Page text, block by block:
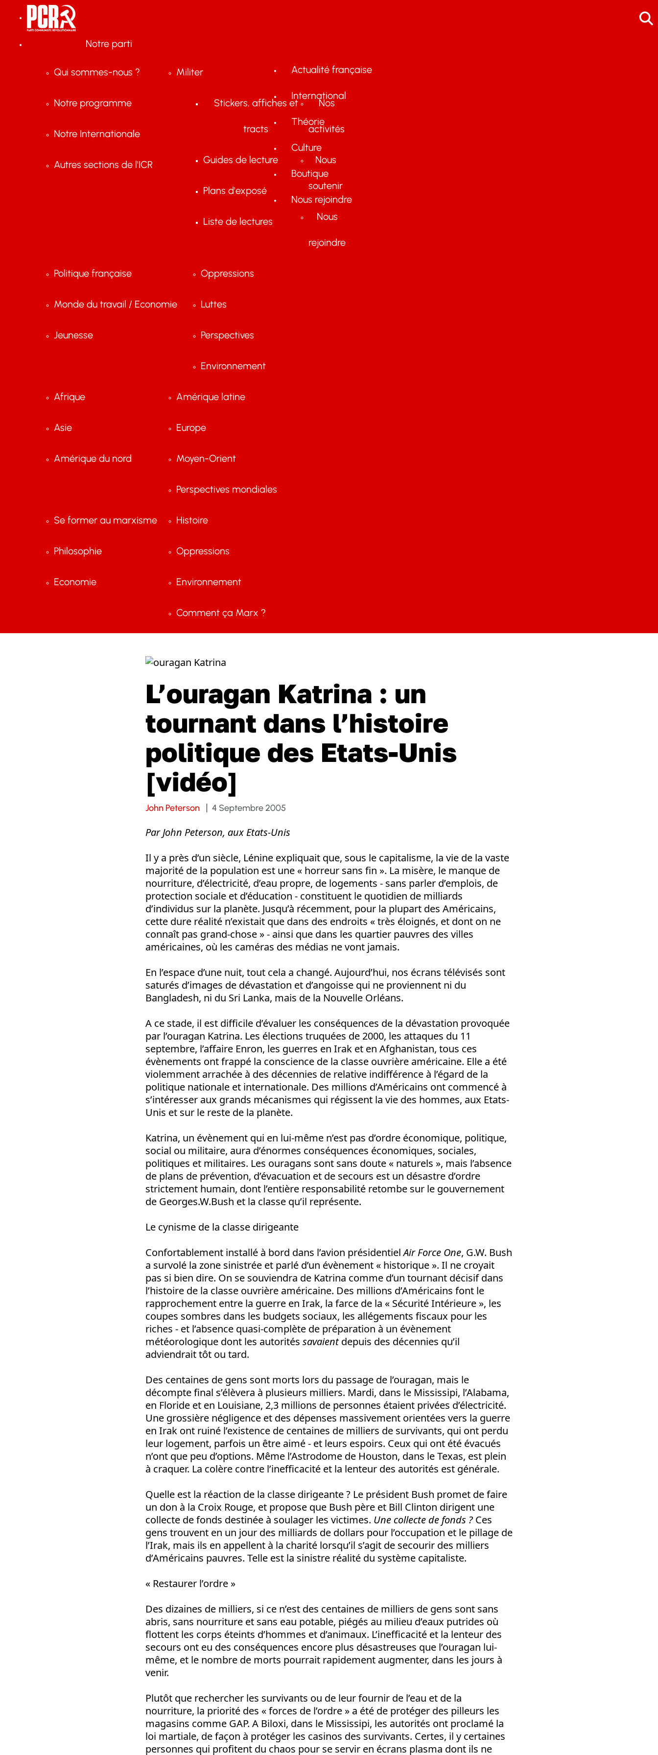
Notre parti
Qui sommes-nous ?
Notre programme
Notre Internationale
Autres sections de l'ICR
Militer
Stickers, affiches et
tracts
Guides de lecture
Plans d'exposé
Liste de lectures
Nos
activités
Nous
soutenir
Nous
rejoindre
Actualité française
Politique française
Monde du travail / Economie
Jeunesse
Oppressions
Luttes
Perspectives
Environnement
International
Afrique
Asie
Amérique du nord
Amérique latine
Europe
Moyen-Orient
Perspectives mondiales
Théorie
Se former au marxisme
Philosophie
Economie
Histoire
Oppressions
Environnement
Comment ça Marx ?
Culture
Boutique
Nous rejoindre
L’ouragan Katrina : un
tournant dans l’histoire
politique des Etats-Unis
[vidéo]
John Peterson 4 Septembre 2005
Par John Peterson, aux Etats-Unis
Il y a près d’un siècle, Lénine expliquait que, sous le capitalisme, la vie de la vaste
majorité de la population est une « horreur sans fin ». La misère, le manque de
nourriture, d’électricité, d’eau propre, de logements - sans parler d’emplois, de
protection sociale et d’éducation - constituent le quotidien de milliards
d’individus sur la planète. Jusqu’à récemment, pour la plupart des Américains,
cette dure réalité n’existait que dans des endroits « très éloignés, et dont on ne
connaît pas grand-chose » - ainsi que dans les quartier pauvres des villes
américaines, où les caméras des médias ne vont jamais.
En l’espace d’une nuit, tout cela a changé. Aujourd’hui, nos écrans télévisés sont
saturés d’images de dévastation et d’angoisse qui ne proviennent ni du
Bangladesh, ni du Sri Lanka, mais de la Nouvelle Orléans.
A ce stade, il est difficile d’évaluer les conséquences de la dévastation provoquée
par l’ouragan Katrina. Les élections truquées de 2000, les attaques du 11
septembre, l’affaire Enron, les guerres en Irak et en Afghanistan, tous ces
évènements ont frappé la conscience de la classe ouvrière américaine. Elle a été
violemment arrachée à des décennies de relative indifférence à l’égard de la
politique nationale et internationale. Des millions d’Américains ont commencé à
s’intéresser aux grands mécanismes qui régissent la vie des hommes, aux Etats-
Unis et sur le reste de la planète.
Katrina, un évènement qui en lui-même n’est pas d’ordre économique, politique,
social ou militaire, aura d’énormes conséquences économiques, sociales,
politiques et militaires. Les ouragans sont sans doute « naturels », mais l’absence
de plans de prévention, d’évacuation et de secours est un désastre d’ordre
strictement humain, dont l’entière responsabilité retombe sur le gouvernement
de Georges.W.Bush et la classe qu’il représente.
Le cynisme de la classe dirigeante
Confortablement installé à bord dans l’avion présidentielAir Force One, G.W. Bush
a survolé la zone sinistrée et parlé d’un évènement « historique ». Il ne croyait
pas si bien dire. On se souviendra de Katrina comme d’un tournant décisif dans
l’histoire de la classe ouvrière américaine. Des millions d’Américains font le
rapprochement entre la guerre en Irak, la farce de la « Sécurité Intérieure », les
coupes sombres dans les budgets sociaux, les allégements fiscaux pour les
riches - et l’absence quasi-complète de préparation à un évènement
météorologique dont les autorités savaientdepuis des décennies qu’il
adviendrait tôt ou tard.
Des centaines de gens sont morts lors du passage de l’ouragan, mais le
décompte final s’élèvera à plusieurs milliers. Mardi, dans le Mississipi, l’Alabama,
en Floride et en Louisiane, 2,3 millions de personnes étaient privées d’électricité.
Une grossière négligence et des dépenses massivement orientées vers la guerre
en Irak ont ruiné l’existence de centaines de milliers de survivants, qui ont perdu
leur logement, parfois un être aimé - et leurs espoirs. Ceux qui ont été évacués
n’ont que peu d’options. Même l’Astrodome de Houston, dans le Texas, est plein
à craquer. La colère contre l’inefficacité et la lenteur des autorités est générale.
Quelle est la réaction de la classe dirigeante ? Le président Bush promet de faire
un don à la Croix Rouge, et propose que Bush père et Bill Clinton dirigent une
collecte de fonds destinée à soulager les victimes. Une collecte de fonds ? Ces
gens trouvent en un jour des milliards de dollars pour l’occupation et le pillage de
l’Irak, mais ils en appellent à la charité lorsqu’il s’agit de secourir des milliers
d’Américains pauvres. Telle est la sinistre réalité du système capitaliste.
« Restaurer l’ordre »
Des dizaines de milliers, si ce n’est des centaines de milliers de gens sont sans
abris, sans nourriture et sans eau potable, piégés au milieu d’eaux putrides où
flottent les corps éteints d’hommes et d’animaux. L’inefficacité et la lenteur des
secours ont eu des conséquences encore plus désastreuses que l’ouragan lui-
même, et le nombre de morts pourrait rapidement augmenter, dans les jours à
venir.
Plutôt que rechercher les survivants ou de leur fournir de l’eau et de la
nourriture, la priorité des « forces de l’ordre » a été de protéger des pilleurs les
magasins comme GAP. A Biloxi, dans le Mississipi, les autorités ont proclamé la
loi martiale, de façon à protéger les casinos des survivants. Certes, il y certaines
personnes qui profitent du chaos pour se servir en écrans plasma dont ils ne